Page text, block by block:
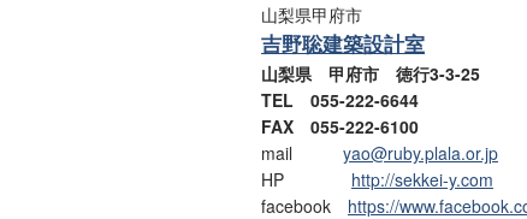
山梨県甲府市
吉野聡建築設計室
山梨県 甲府市 徳行3-3-25
TEL 055-222-6644
FAX 055-222-6100
mail yao@ruby.plala.or.jp
HP http://sekkei-y.com
facebook https://